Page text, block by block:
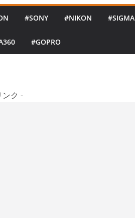
#SONY #NIKON #SIGMA
#GOPRO
ンク -